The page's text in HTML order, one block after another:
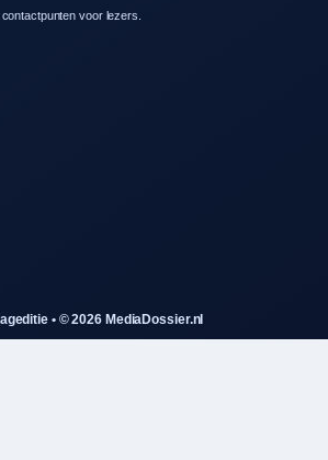
voor lezers.
• © 2026 MediaDossier.nl